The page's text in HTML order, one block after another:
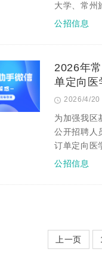
大学、常州
公招信息
2026年
单定向医
2026/4/20
为加强我区
公开招聘人
订单定向医
公招信息
上一页